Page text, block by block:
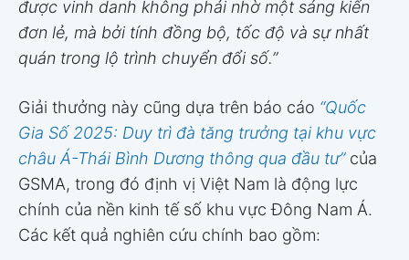
được vinh danh không phải nhờ một sáng kiến
đơn lẻ, mà bởi tính đồng bộ, tốc độ và sự nhất
quán trong lộ trình chuyển đổi số.”
Giải thưởng này cũng dựa trên báo cáo “Quốc
Gia Số 2025: Duy trì đà tăng trưởng tại khu vực
châu Á-Thái Bình Dương thông qua đầu tư”của
GSMA, trong đó định vị Việt Nam là động lực
chính của nền kinh tế số khu vực Đông Nam Á.
Các kết quả nghiên cứu chính bao gồm: